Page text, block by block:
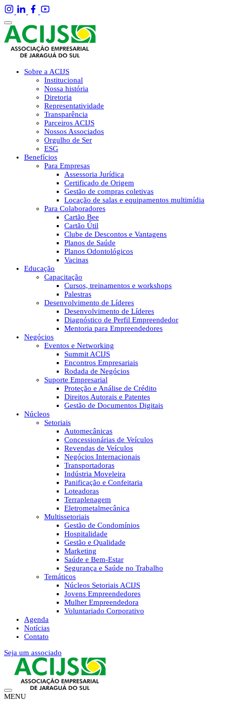
Sobre a ACIJS
Institucional
Nossa história
Diretoria
Representatividade
Transparência
Parceiros ACIJS
Nossos Associados
Orgulho de Ser
ESG
Benefícios
Para Empresas
Assessoria Jurídica
Certificado de Origem
Gestão de compras coletivas
Locação de salas e equipamentos multimídia
Para Colaboradores
Cartão Bee
Cartão Útil
Clube de Descontos e Vantagens
Planos de Saúde
Planos Odontológicos
Vacinas
Educação
Capacitação
Cursos, treinamentos e workshops
Palestras
Desenvolvimento de Líderes
Desenvolvimento de Líderes
Diagnóstico de Perfil Empreendedor
Mentoria para Empreendedores
Negócios
Eventos e Networking
Summit ACIJS
Encontros Empresariais
Rodada de Negócios
Suporte Empresarial
Proteção e Análise de Crédito
Direitos Autorais e Patentes
Gestão de Documentos Digitais
Núcleos
Setoriais
Automecânicas
Concessionárias de Veículos
Revendas de Veículos
Negócios Internacionais
Transportadoras
Indústria Moveleira
Panificação e Confeitaria
Loteadoras
Terraplenagem
Eletrometalmecânica
Multissetoriais
Gestão de Condomínios
Hospitalidade
Gestão e Qualidade
Marketing
Saúde e Bem-Estar
Segurança e Saúde no Trabalho
Temáticos
Núcleos Setoriais ACIJS
Jovens Empreendedores
Mulher Empreendedora
Voluntariado Corporativo
Agenda
Notícias
Contato
Seja um associado
MENU